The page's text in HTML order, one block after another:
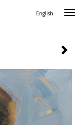
English